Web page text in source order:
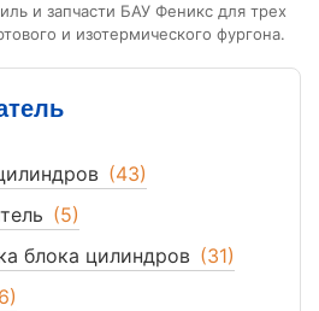
и запчасти БАУ Феникс для трех
и изотермического фургона.
(43)
(5)
блока цилиндров (31)